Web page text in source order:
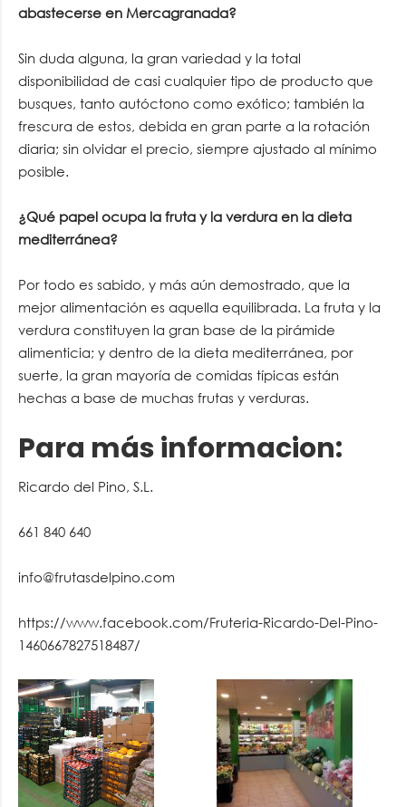
abastecerse en Mercagranada?
Sin duda alguna, la gran variedad y la total
disponibilidad de casi cualquier tipo de producto que
busques, tanto autóctono como exótico; también la
frescura de estos, debida en gran parte a la rotación
diaria; sin olvidar el precio, siempre ajustado al mínimo
posible.
¿Qué papel ocupa la fruta y la verdura en la dieta
mediterránea?
Por todo es sabido, y más aún demostrado, que la
mejor alimentación es aquella equilibrada. La fruta y la
verdura constituyen la gran base de la pirámide
alimenticia; y dentro de la dieta mediterránea, por
suerte, la gran mayoría de comidas típicas están
hechas a base de muchas frutas y verduras.
Para más informacion:
Ricardo del Pino, S.L.
661 840 640
info@frutasdelpino.com
https://www.facebook.com/Fruteria-Ricardo-Del-Pino-
1460667827518487/